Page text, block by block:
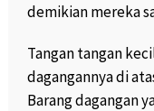
demikian mereka
Tangan tangan
dagangannya di
Barang dagangan